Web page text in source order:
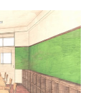
でも、入会
、団体はその
校の名簿を入
と言い出した